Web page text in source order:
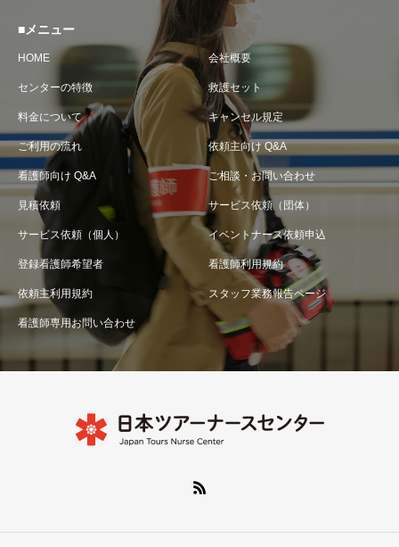
■メニュー
HOME 会社概要
センターの特徴 救護セット
料金について キャンセル規定
ご利用の流れ 依頼主向け Q&A
看護師向け Q&A ご相談・お問い合わせ
見積依頼 サービス依頼（団体）
サービス依頼（個人） イベントナース依頼申込
登録看護師希望者 看護師利用規約
依頼主利用規約 スタッフ業務報告ページ
看護師専用お問い合わせ